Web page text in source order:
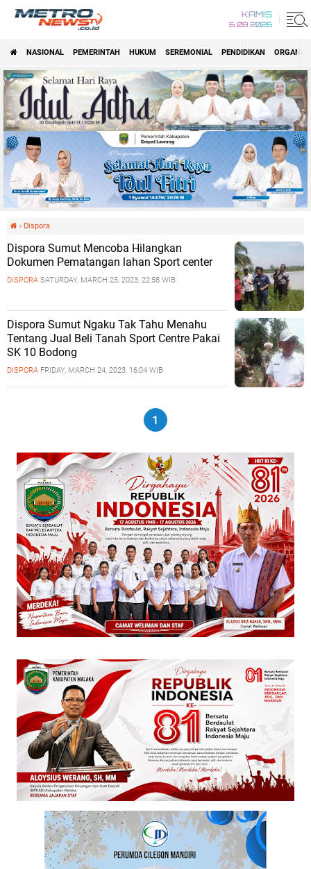
KAMIS
6 08 2026
NASIONAL PEMERINTAH HUKUM SEREMONIAL PENDIDIKAN
› Dispora
Dispora Sumut Mencoba Hilangkan
Dokumen Pematangan lahan Sport center
DISPORA SATURDAY, MARCH 25, 2023, 22:58 WIB
Dispora Sumut Ngaku Tak Tahu Menahu
Tentang Jual Beli Tanah Sport Centre Pakai
SK 10 Bodong
DISPORA FRIDAY, MARCH 24, 2023, 16:04 WIB
1